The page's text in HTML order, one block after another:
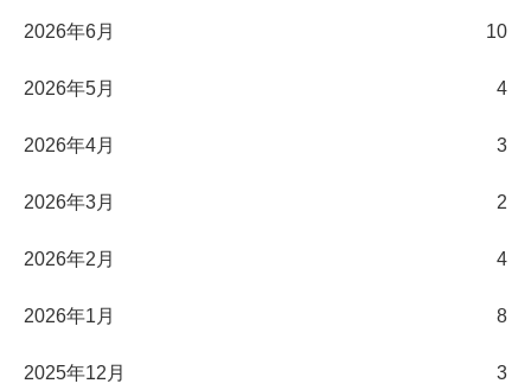
2026年6月 10
2026年5月 4
2026年4月 3
2026年3月 2
2026年2月 4
2026年1月 8
2025年12月 3